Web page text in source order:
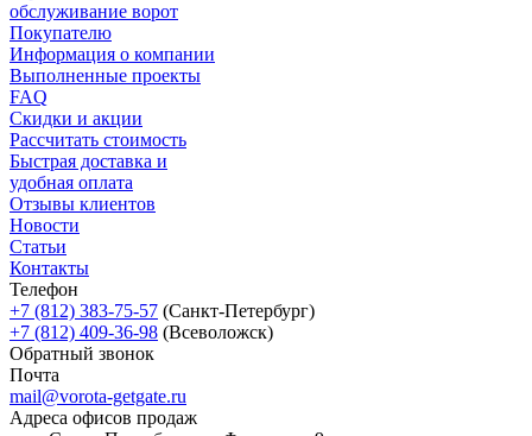
обслуживание ворот
Покупателю
Информация о компании
Выполненные проекты
FAQ
Скидки и акции
Рассчитать стоимость
Быстрая доставка и
удобная оплата
Отзывы клиентов
Новости
Статьи
Контакты
Телефон
+7 (812) 383-75-57 (Санкт-Петербург)
+7 (812) 409-36-98 (Всеволожск)
Обратный звонок
Почта
mail@vorota-getgate.ru
Адреса офисов продаж